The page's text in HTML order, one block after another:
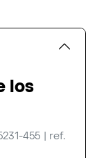
los
455 | ref.